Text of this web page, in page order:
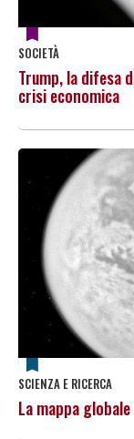
SOCIETÀ
Trump, la difesa
crisi economica
SCIENZA E RICERCA
La mappa